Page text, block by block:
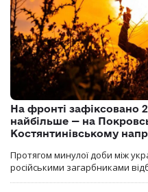
На фронті зафіксовано
найбільше — на
Костянтинівському
Протягом минулої доби між
російськими загарбниками